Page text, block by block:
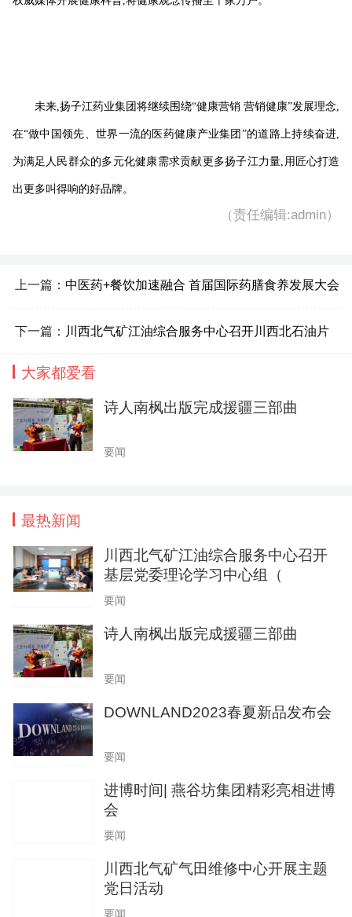
未来,扬子江药业集团将继续围绕“健康营销 营销健康”发展理念,
在“做中国领先、世界一流的医药健康产业集团”的道路上持续奋进,
为满足人民群众的多元化健康需求贡献更多扬子江力量,用匠心打造
出更多叫得响的好品牌。
（责任编辑:admin）
上一篇： 中医药+餐饮加速融合 首届国际药膳食养发展大会
在泰州举办
下一篇： 川西北气矿江油综合服务中心召开川西北石油片
区“夕阳红”志愿者服务工作总结交流会
大家都爱看
诗人南枫出版完成援疆三部曲
要闻
最热新闻
川西北气矿江油综合服务中心召开
基层党委理论学习中心组（
要闻
诗人南枫出版完成援疆三部曲
要闻
DOWNLAND2023春夏新品发布会
要闻
进博时间| 燕谷坊集团精彩亮相进博
会
要闻
川西北气矿气田维修中心开展主题
党日活动
要闻